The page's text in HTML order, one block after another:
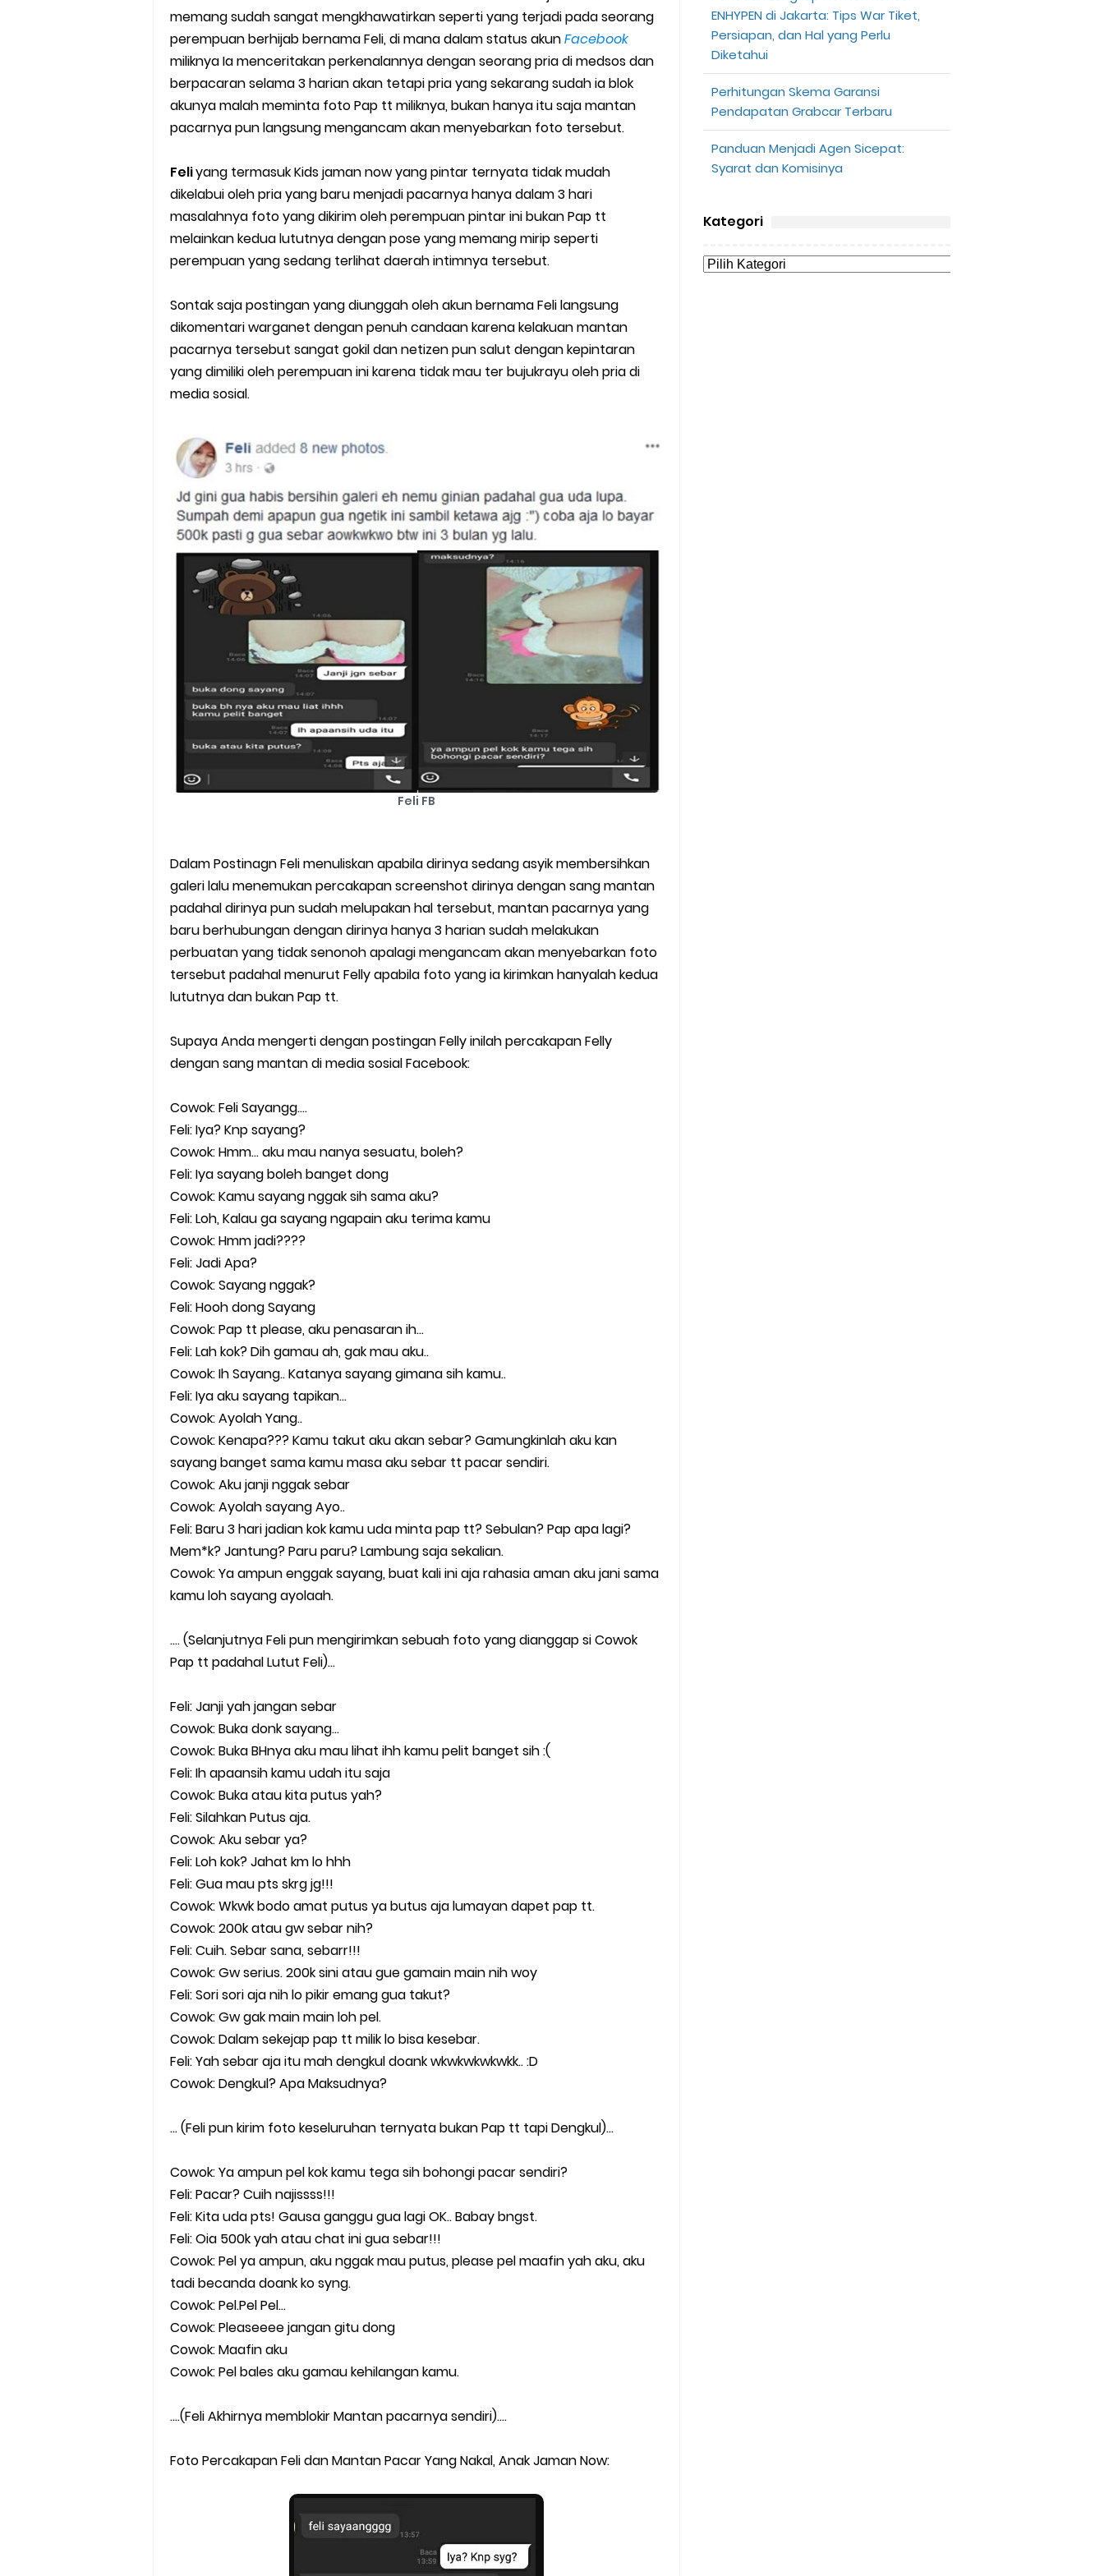
Cara Mudah Melihat Nomor Shopeepay Sendiri dan Orang Lain
7 Cara Mudah Top Up Grab untuk Driver
5 Versi Map Paling Gacor Untuk Ojek Online
Penyebab dan Cara Memulihkan Akun Gojek Dibekukan
Cara Menghitung Penghasilan Grab Sesuai dengan Orderan
Cara Menggunakan Paket Telkomsel Mitra Gojek
5 Cara Top Up InDriver dengan Mudah
10 Cara Jitu Autobid Untuk Lala Motor dan Mobil 2023
Batas Saldo Untuk Akun Gopay Biasa dan Upgrade
Enroute Drop: Arti dan Penjelasan Resi Gosend
Cara Transfer Gopay ke Shopeepay Tanpa Potongan
Cara Ping Server Shopee Food 2022
Cara Menghubungi CS Lalamove dan Jam Operasionalnya
Cara Mengatasi Aplikasi Gojek Mengalami Gangguan
DNS Server Gojek Driver Terbaru 2026: Panduan Lengkap DNS Server Gojek Terbaru dan IP Server GoPartner Gojek
memang sudah sangat mengkhawatirkan seperti yang terjadi pada seorang
perempuan berhijab bernama Feli, di mana dalam status akunFacebook
miliknya Ia menceritakan perkenalannya dengan seorang pria di medsos dan
berpacaran selama 3 harian akan tetapi pria yang sekarang sudah ia blok
akunya malah meminta foto Pap tt miliknya, bukan hanya itu saja mantan
pacarnya pun langsung mengancam akan menyebarkan foto tersebut.
Feliyang termasuk Kids jaman now yang pintar ternyata tidak mudah
dikelabui oleh pria yang baru menjadi pacarnya hanya dalam 3 hari
masalahnya foto yang dikirim oleh perempuan pintar ini bukan Pap tt
melainkan kedua lututnya dengan pose yang memang mirip seperti
perempuan yang sedang terlihat daerah intimnya tersebut.
Sontak saja postingan yang diunggah oleh akun bernama Feli langsung
dikomentari warganet dengan penuh candaan karena kelakuan mantan
pacarnya tersebut sangat gokil dan netizen pun salut dengan kepintaran
yang dimiliki oleh perempuan ini karena tidak mau ter bujukrayu oleh pria di
media sosial.
Feli FB
Dalam Postinagn Feli menuliskan apabila dirinya sedang asyik membersihkan
galeri lalu menemukan percakapan screenshot dirinya dengan sang mantan
padahal dirinya pun sudah melupakan hal tersebut, mantan pacarnya yang
baru berhubungan dengan dirinya hanya 3 harian sudah melakukan
perbuatan yang tidak senonoh apalagi mengancam akan menyebarkan foto
tersebut padahal menurut Felly apabila foto yang ia kirimkan hanyalah kedua
lututnya dan bukan Pap tt.
Supaya Anda mengerti dengan postingan Felly inilah percakapan Felly
dengan sang mantan di media sosial Facebook:
Cowok: Feli Sayangg....
Feli: Iya? Knp sayang?
Cowok: Hmm... aku mau nanya sesuatu, boleh?
Feli: Iya sayang boleh banget dong
Cowok: Kamu sayang nggak sih sama aku?
Feli: Loh, Kalau ga sayang ngapain aku terima kamu
Cowok: Hmm jadi????
Feli: Jadi Apa?
Cowok: Sayang nggak?
Feli: Hooh dong Sayang
Cowok: Pap tt please, aku penasaran ih...
Feli: Lah kok? Dih gamau ah, gak mau aku..
Cowok: Ih Sayang.. Katanya sayang gimana sih kamu..
Feli: Iya aku sayang tapikan...
Cowok: Ayolah Yang..
Cowok: Kenapa??? Kamu takut aku akan sebar? Gamungkinlah aku kan
sayang banget sama kamu masa aku sebar tt pacar sendiri.
Cowok: Aku janji nggak sebar
Cowok: Ayolah sayang Ayo..
Feli: Baru 3 hari jadian kok kamu uda minta pap tt? Sebulan? Pap apa lagi?
Mem*k? Jantung? Paru paru? Lambung saja sekalian.
Cowok: Ya ampun enggak sayang, buat kali ini aja rahasia aman aku jani sama
kamu loh sayang ayolaah.
…. (Selanjutnya Feli pun mengirimkan sebuah foto yang dianggap si Cowok
Pap tt padahal Lutut Feli)…
Feli: Janji yah jangan sebar
Cowok: Buka donk sayang...
Cowok: Buka BHnya aku mau lihat ihh kamu pelit banget sih :(
Feli: Ih apaansih kamu udah itu saja
Cowok: Buka atau kita putus yah?
Feli: Silahkan Putus aja.
Cowok: Aku sebar ya?
Feli: Loh kok? Jahat km lo hhh
Feli: Gua mau pts skrg jg!!!
Cowok: Wkwk bodo amat putus ya butus aja lumayan dapet pap tt.
Cowok: 200k atau gw sebar nih?
Feli: Cuih. Sebar sana, sebarr!!!
Cowok: Gw serius. 200k sini atau gue gamain main nih woy
Feli: Sori sori aja nih lo pikir emang gua takut?
Cowok: Gw gak main main loh pel.
Cowok: Dalam sekejap pap tt milik lo bisa kesebar.
Feli: Yah sebar aja itu mah dengkul doank wkwkwkwkwkk.. :D
Cowok: Dengkul? Apa Maksudnya?
… (Feli pun kirim foto keseluruhan ternyata bukan Pap tt tapi Dengkul)…
Cowok: Ya ampun pel kok kamu tega sih bohongi pacar sendiri?
Feli: Pacar? Cuih najissss!!!
Feli: Kita uda pts! Gausa ganggu gua lagi OK.. Babay bngst.
Feli: Oia 500k yah atau chat ini gua sebar!!!
Cowok: Pel ya ampun, aku nggak mau putus, please pel maafin yah aku, aku
tadi becanda doank ko syng.
Cowok: Pel.Pel Pel...
Cowok: Pleaseeee jangan gitu dong
Cowok: Maafin aku
Cowok: Pel bales aku gamau kehilangan kamu.
….(Feli Akhirnya memblokir Mantan pacarnya sendiri)….
Foto Percakapan Feli dan Mantan Pacar Yang Nakal, Anak Jaman Now:
ENHYPEN di Jakarta: Tips War Tiket,
Persiapan, dan Hal yang Perlu
Diketahui
Perhitungan Skema Garansi
Pendapatan Grabcar Terbaru
Panduan Menjadi Agen Sicepat:
Syarat dan Komisinya
Kategori